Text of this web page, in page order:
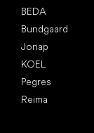
BEDA
Bundgaard
Jonap
KOEL
Pegres
Reima